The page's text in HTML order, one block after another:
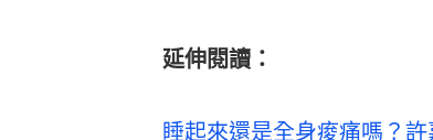
延伸閱讀：
睡起來還是全身痠痛嗎？